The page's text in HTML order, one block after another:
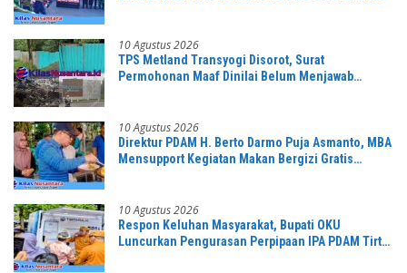
10 Agustus 2026
TPS Metland Transyogi Disorot, Surat
Permohonan Maaf Dinilai Belum Menjawab
10 Agustus 2026
Direktur PDAM H. Berto Darmo Puja Asmanto, MBA
Mensupport Kegiatan Makan Bergizi Gratis
10 Agustus 2026
Respon Keluhan Masyarakat, Bupati OKU
Luncurkan Pengurasan Perpipaan IPA PDAM Tirta